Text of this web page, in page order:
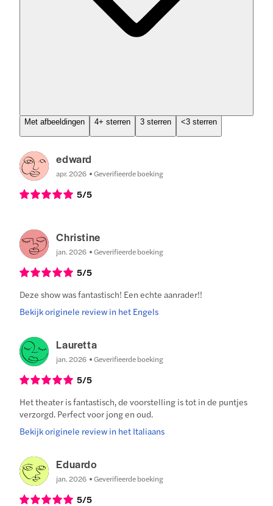
Met afbeeldingen 4+ sterren 3 sterren <3 sterren
edward
apr. 2026 Geverifieerde boeking
5/5
Christine
jan. 2026 Geverifieerde boeking
5/5
Deze show was fantastisch! Een echte aanrader!!
Bekijk originele review in het Engels
Lauretta
jan. 2026 Geverifieerde boeking
5/5
Het theater is fantastisch, de voorstelling is tot in de puntjes
verzorgd. Perfect voor jong en oud.
Bekijk originele review in het Italiaans
Eduardo
jan. 2026 Geverifieerde boeking
5/5